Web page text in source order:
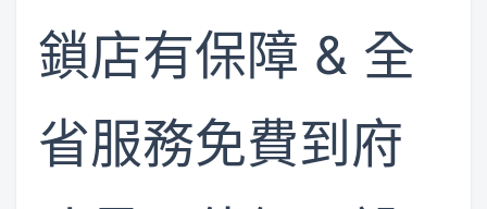
鎖店有保障 & 全
省服務免費到府